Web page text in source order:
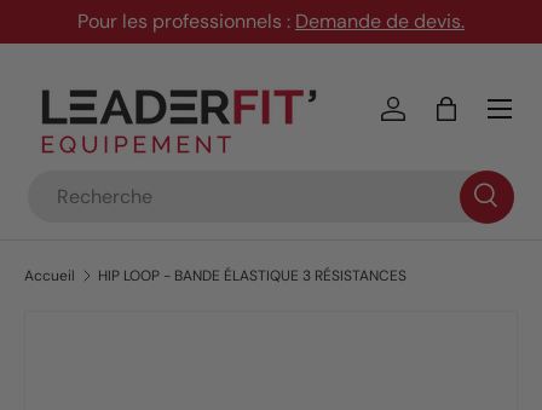
Aller au contenu
Pour les professionnels : Demande de devis.
Se connecter
Panier
Menu
Accueil HIP LOOP - BANDE ÉLASTIQUE 3 RÉSISTANCES